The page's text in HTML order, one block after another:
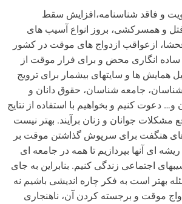
و فاقد شناسنامه،افزایش سقط
و همسرکشی، بروز انواع آسیب های
ازعواقب ازدواج های موقت در کشور
ساده انگاری محض و برای فرار موقت از
همایش ها و سایتهای بیشمار برای ترویج
جامعه شناسان، حقوق دانان و
و… دعوت کنیم و بخواهیم با استفاده از نتایج
مشکلات جوانان و زنان برآیند. بهتر نیست
هنگفت برای سرپوش گذاشتن موقت بر
ای آنها بپردازیم تا همه در جامعه ای
اجتماعی زندگی کنیم. بنابراین به جای
بهتر است به فکر چاره اندیشی باشیم نه
موقت و برجسته کردن آن، ناهنجاری